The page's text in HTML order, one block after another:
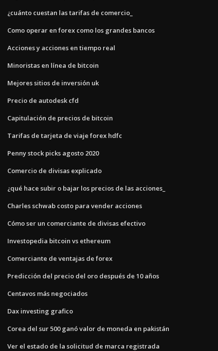
¿cuánto cuestan las tarifas de comercio_
Como operar en forex como los grandes bancos
Acciones y acciones en tiempo real
Minoristas en línea de bitcoin
Mejores sitios de inversión uk
Precio de autodesk cfd
Capitulación de precios de bitcoin
Tarifas de tarjeta de viaje forex hdfc
Penny stock picks agosto 2020
Comercio de divisas explicado
¿qué hace subir o bajar los precios de las acciones_
Charles schwab costo para vender acciones
Cómo ser un comerciante de divisas efectivo
Investopedia bitcoin vs ethereum
Comerciante de ventajas de forex
Predicción del precio del oro después de 10 años
Centavos más negociados
Dax investing grafico
Corea del sur 500 ganó valor de moneda en pakistán
Ver el estado de la solicitud de marca registrada